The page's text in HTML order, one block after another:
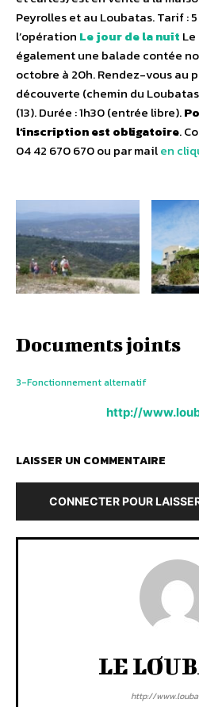
Peyrolles et au Loubatas. Tarif :
l’opération Le jour de la nuit
également une balade contée
octobre à 20h. Rendez-vous au
découverte (chemin du
(13). Durée : 1h30 (entrée libre).
l’inscription est obligatoire.
04 42 670 670 ou par mailen
Documents joints
3-Fonctionnement alternatif
http://
LAISSER UN COMMENTAIRE
CONNECTER POUR
LE
http://